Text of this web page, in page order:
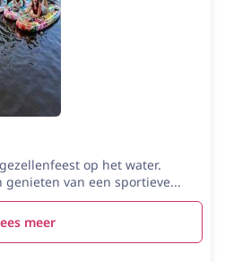
op het water.
genieten van een sportieve...
meer